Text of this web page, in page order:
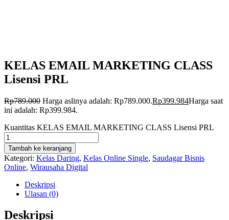
KELAS EMAIL MARKETING CLASS
Lisensi PRL
Rp789.000 Harga aslinya adalah: Rp789.000.Rp399.984Harga saat
ini adalah: Rp399.984.
Kuantitas KELAS EMAIL MARKETING CLASS Lisensi PRL
Tambah ke keranjang
Kategori: Kelas Daring, Kelas Online Single, Saudagar Bisnis
Online, Wirausaha Digital
Deskripsi
Ulasan (0)
Deskripsi